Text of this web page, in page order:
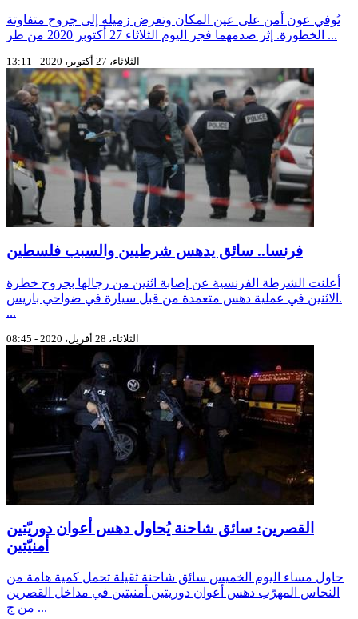
تُوفي عون أمن على عين المكان وتعرض زميله إلى جروح متفاوتة
الخطورة. إثر صدمهما فجر اليوم الثلاثاء 27 أكتوبر 2020 من طر ...
الثلاثاء، 27 أكتوبر، 2020 - 13:11
فرنسا.. سائق يدهس شرطيين والسبب فلسطين
أعلنت الشرطة الفرنسية عن إصابة اثنين من رجالها بجروح خطرة
الاثنين في عملية دهس متعمدة من قبل سيارة في ضواحي باريس.
...
الثلاثاء، 28 أفريل، 2020 - 08:45
القصرين: سائق شاحنة يُحاول دهس أعوان دوريّتين
أمنيّتين
حاول مساء اليوم الخميس سائق شاحنة ثقيلة تحمل كمية هامة من
النحاس المهرّب دهس أعوان دوريتين أمنيتين في مداخل القصرين
من ج ...